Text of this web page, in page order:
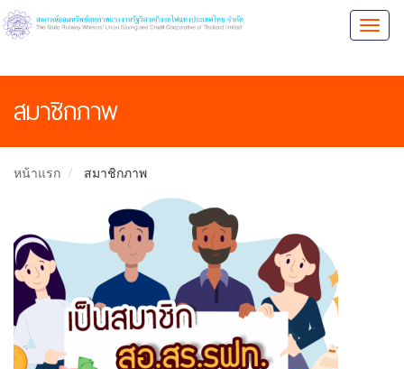
สมาชิกภาพ
หน้าแรก สมาชิกภาพ